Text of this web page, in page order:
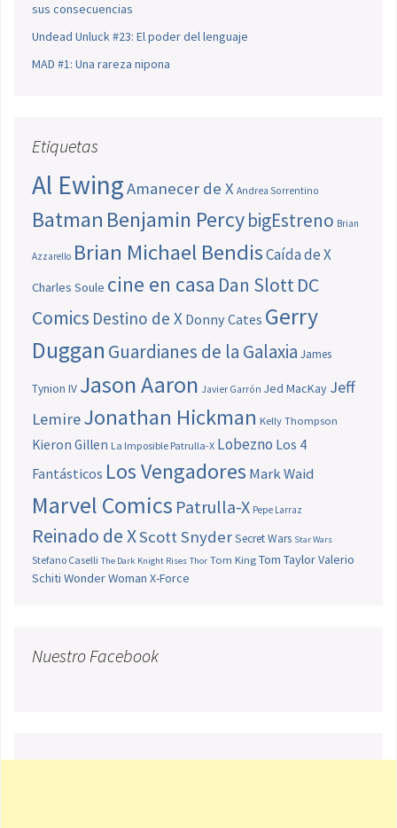
sus consecuencias
Undead Unluck #23: El poder del lenguaje
MAD #1: Una rareza nipona
Etiquetas
Al EwingAmanecer de X Andrea Sorrentino
Batman Benjamin PercybigEstreno Brian
Azzarello Brian Michael BendisCaída de X
Charles Soule cine en casa Dan SlottDC
Comics Destino de X Donny Cates Gerry
Duggan Guardianes de la Galaxia James
Tynion IV Jason Aaron Javier Garrón Jed MacKay Jeff
LemireJonathan Hickman Kelly Thompson
Kieron Gillen La Imposible Patrulla-X Lobezno Los 4
Fantásticos Los Vengadores Mark Waid
Marvel Comics Patrulla-X Pepe Larraz
Reinado de XScott SnyderSecret Wars Star Wars
Stefano Caselli The Dark Knight Rises Thor Tom King Tom TaylorValerio
Schiti Wonder Woman X-Force
Nuestro Facebook